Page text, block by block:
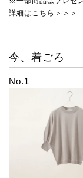
詳細はこちら＞＞＞
今、着ごろ
No.1